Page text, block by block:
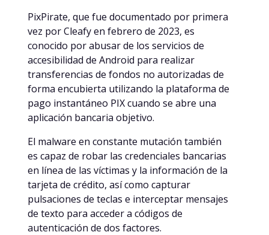
PixPirate, que fue documentado por primera
vez por Cleafy en febrero de 2023, es
conocido por abusar de los servicios de
accesibilidad de Android para realizar
transferencias de fondos no autorizadas de
forma encubierta utilizando la plataforma de
pago instantáneo PIX cuando se abre una
aplicación bancaria objetivo.
El malware en constante mutación también
es capaz de robar las credenciales bancarias
en línea de las víctimas y la información de la
tarjeta de crédito, así como capturar
pulsaciones de teclas e interceptar mensajes
de texto para acceder a códigos de
autenticación de dos factores.